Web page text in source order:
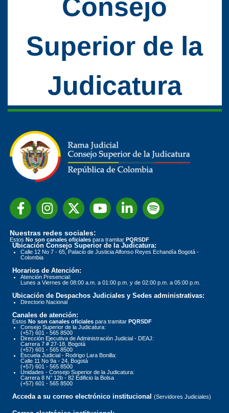
Consejo
Superior de la
Judicatura
Nuestras redes sociales:
Estos No son canales oficiales para tramitar PQRSDF
Ubicación Consejo Superior de la Judicatura:
Calle 12 No 7 - 65, Palacio de Justicia Alfonso Reyes Echandía Bogotá -
Colombia
Horarios de Atención:
Atención Presencial:
Lunes a Viernes de 08:00 a.m. a 01:00 p.m. y de 02:00 p.m. a 05:00 p.m.
Ubicación de Despachos Judiciales y Sedes administrativas:
Directorio Nacional
Canales de atención:
Estos No son canales oficiales para tramitar PQRSDF
Consejo Superior de la Judicatura:
(+57) 601 - 565 8500
Dirección Ejecutiva de Administración Judicial - DEAJ:
Carrera 7 # 27-18, Bogotá
(+57) 601 - 565 8500
Escuela Judicial - Rodrigo Lara Bonilla:
Calle 11 No 9a - 24, Bogotá
(+57) 601 - 565 8500
Unidades - Consejo Superior de la Judicatura:
Carrera 8 N° 12b - 82 Edificio la Bolsa
(+57) 601 - 565 8500
Acceda a su correo electrónico institucional (Servidores Judiciales)